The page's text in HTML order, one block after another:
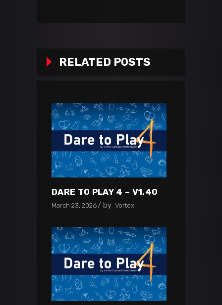
RELATED POSTS
DARE TO PLAY 4 – V1.40
March 23, 2026 by Vortex